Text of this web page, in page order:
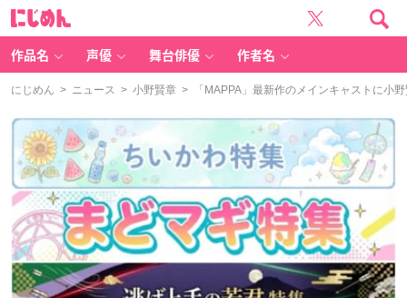
作品名 声優 舞台俳優 作者名
にじめん > ニュース > 小野賢章 > 「MAPPA」最新作のメインキャストに小